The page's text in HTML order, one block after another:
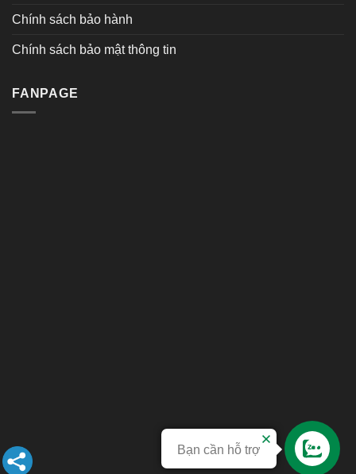
Chính sách bảo hành
Chính sách bảo mật thông tin
FANPAGE
Bạn cần hỗ trợ